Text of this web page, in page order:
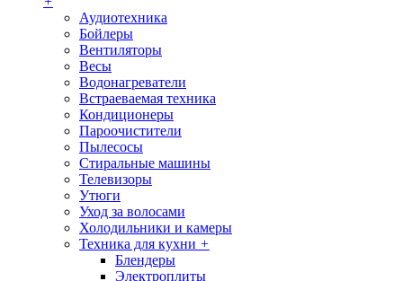
Аудиотехника
Бойлеры
Вентиляторы
Весы
Водонагреватели
Встраеваемая техника
Кондиционеры
Пароочистители
Пылесосы
Стиральные машины
Телевизоры
Утюги
Уход за волосами
Холодильники и камеры
Техника для кухни +
Блендеры
Электроплиты